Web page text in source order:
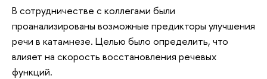
В сотрудничестве с коллегами были
проанализированы возможные предикторы улучшения
речи в катамнезе. Целью было определить, что
влияет на скорость восстановления речевых
функций.